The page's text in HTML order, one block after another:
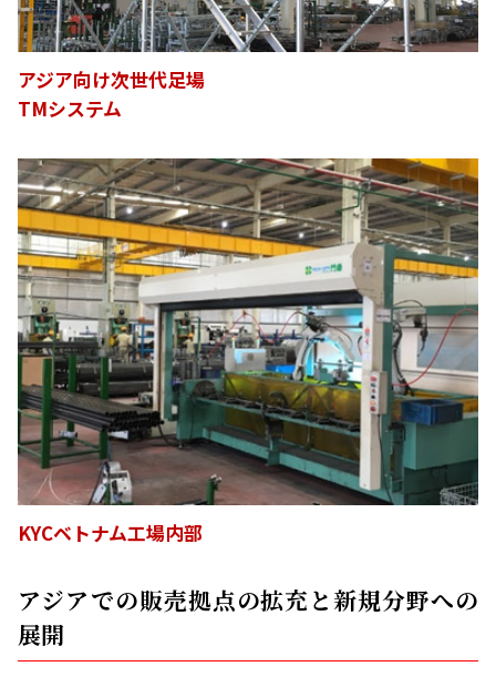
アジア向け次世代足場
TMシステム
KYCベトナム工場内部
アジアでの販売拠点の拡充と新規分野への
展開